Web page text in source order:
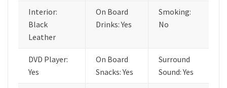
Interior:
Black
Leather
On Board
Drinks: Yes
Smoking:
No
DVD Player:
Yes
On Board
Snacks: Yes
Surround
Sound: Yes